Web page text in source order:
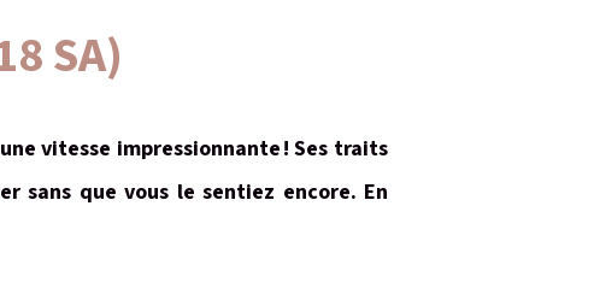
SA)
vitesse impressionnante ! Ses traits
sans que vous le sentiez encore. En